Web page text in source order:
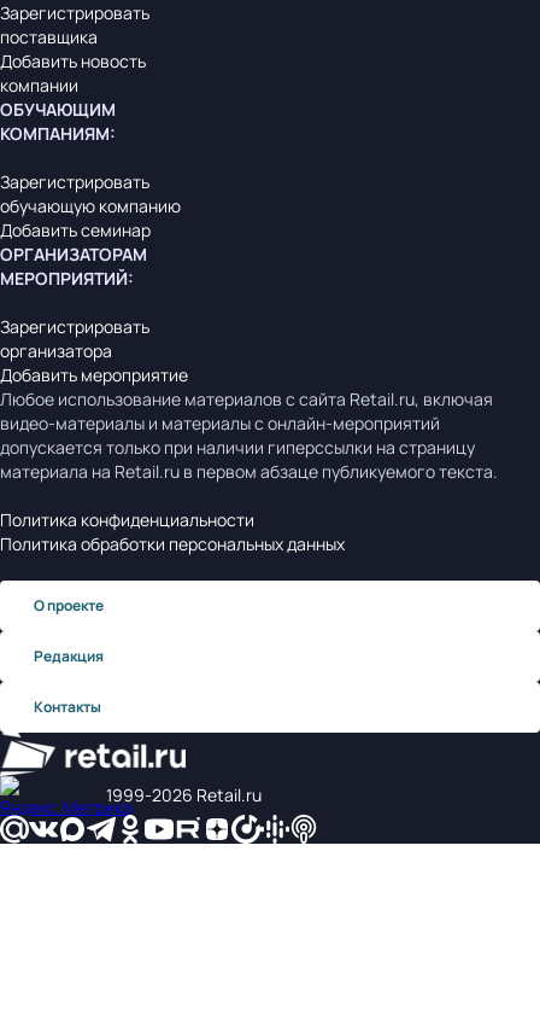
Зарегистрировать
поставщика
Добавить новость
компании
ОБУЧАЮЩИМ
КОМПАНИЯМ:
Зарегистрировать
обучающую компанию
Добавить семинар
ОРГАНИЗАТОРАМ
МЕРОПРИЯТИЙ:
Зарегистрировать
организатора
Добавить мероприятие
Любое использование материалов с сайта Retail.ru, включая
видео-материалы и материалы с онлайн-мероприятий
допускается только при наличии гиперссылки на страницу
материала на Retail.ru в первом абзаце публикуемого текста.
Политика конфиденциальности
Политика обработки персональных данных
О проекте
Редакция
Контакты
1999‑2026 Retail.ru